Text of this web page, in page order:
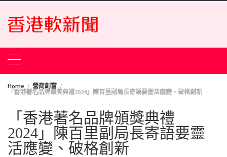
Skip
content
Home
營商創富
「香港著名品牌頒獎典禮2024」陳百里副局長寄語要靈活應變、破格創新
「香港著名品牌頒獎典禮
2024」陳百里副局長寄語要靈
活應變、破格創新